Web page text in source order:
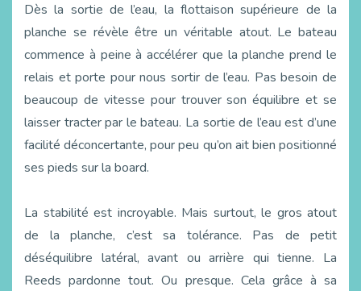
Dès la sortie de l’eau, la flottaison supérieure de la
planche se révèle être un véritable atout. Le bateau
commence à peine à accélérer que la planche prend le
relais et porte pour nous sortir de l’eau. Pas besoin de
beaucoup de vitesse pour trouver son équilibre et se
laisser tracter par le bateau. La sortie de l’eau est d’une
facilité déconcertante, pour peu qu’on ait bien positionné
ses pieds sur la board.
La stabilité est incroyable. Mais surtout, le gros atout
de la planche, c’est sa tolérance. Pas de petit
déséquilibre latéral, avant ou arrière qui tienne. La
Reeds pardonne tout. Ou presque. Cela grâce à sa